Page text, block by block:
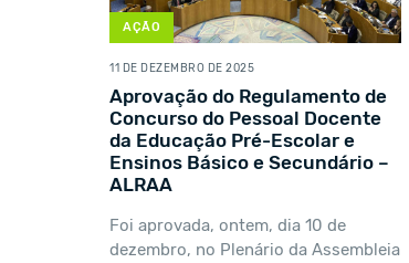
AÇÃO
11 DE DEZEMBRO DE 2025
Aprovação do Regulamento de
Concurso do Pessoal Docente
da Educação Pré-Escolar e
Ensinos Básico e Secundário –
ALRAA
Foi aprovada, ontem, dia 10 de
dezembro, no Plenário da Assembleia